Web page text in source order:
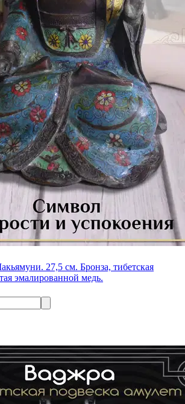
27,5 см. Бронза, тибетская
эмалированной медь.